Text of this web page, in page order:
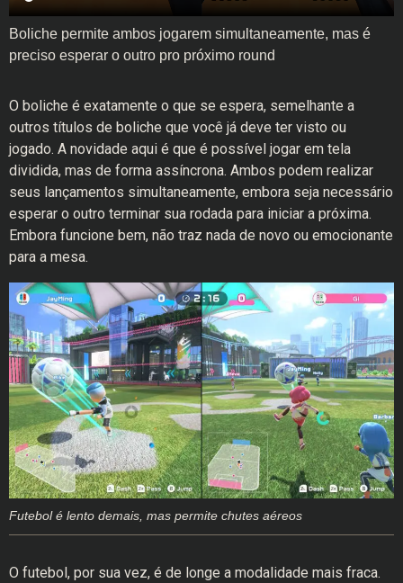
Boliche permite ambos jogarem simultaneamente, mas é
preciso esperar o outro pro próximo round
O boliche é exatamente o que se espera, semelhante a
outros títulos de boliche que você já deve ter visto ou
jogado. A novidade aqui é que é possível jogar em tela
dividida, mas de forma assíncrona. Ambos podem realizar
seus lançamentos simultaneamente, embora seja necessário
esperar o outro terminar sua rodada para iniciar a próxima.
Embora funcione bem, não traz nada de novo ou emocionante
para a mesa.
Futebol é lento demais, mas permite chutes aéreos
O futebol, por sua vez, é de longe a modalidade mais fraca.